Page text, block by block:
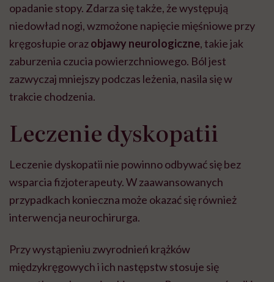
opadanie stopy. Zdarza się także, że występują
niedowład nogi, wzmożone napięcie mięśniowe przy
kręgosłupie orazobjawy neurologiczne, takie jak
zaburzenia czucia powierzchniowego. Ból jest
zazwyczaj mniejszy podczas leżenia, nasila się w
trakcie chodzenia.
Leczenie dyskopatii
Leczenie dyskopatii nie powinno odbywać się bez
wsparcia fizjoterapeuty. W zaawansowanych
przypadkach konieczna może okazać się również
interwencja neurochirurga.
Przy wystąpieniu zwyrodnień krążków
międzykręgowych i ich następstw stosuje się